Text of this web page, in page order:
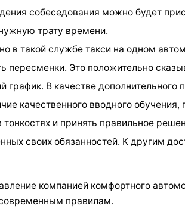
собеседования можно будет
трату времени.
в такой службе такси на одном
пересменки. Это положительно
график. В качестве
качественного вводного
тонкостях и принять правильное
своих обязанностей. К другим
компанией комфортного
правилам.